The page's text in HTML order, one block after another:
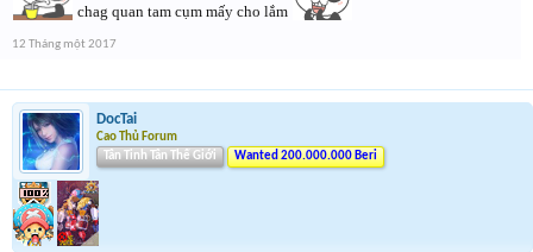
chag quan tam cụm mấy cho lắm
12 Tháng một 2017
DocTai
Cao Thủ Forum
Tân Tinh Tân Thế Giới
Wanted 200.000.000 Beri